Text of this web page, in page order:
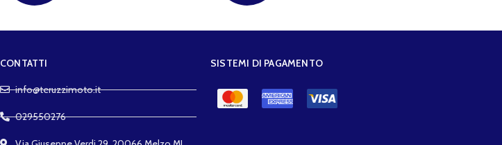
CONTATTI
info@teruzzimoto.it
029550276
SISTEMI DI PAGAMENTO